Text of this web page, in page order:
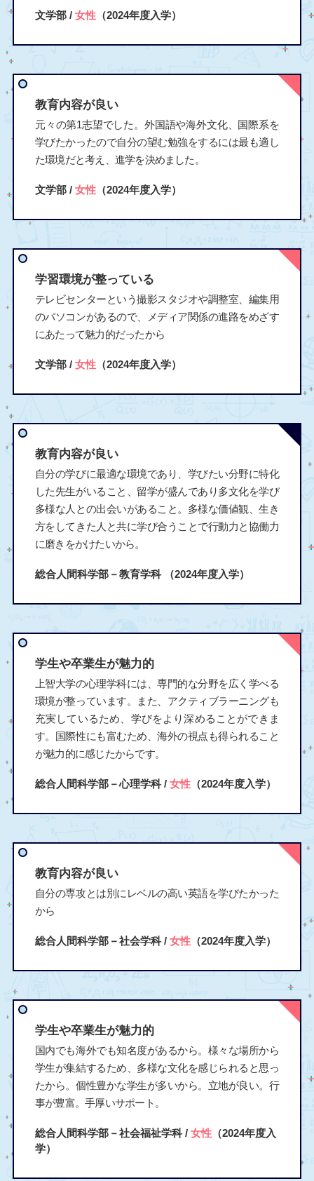
文学部 / 女性（2024年度入学）
教育内容が良い
元々の第1志望でした。外国語や海外文化、国際系を
学びたかったので自分の望む勉強をするには最も適し
た環境だと考え、進学を決めました。
文学部 / 女性（2024年度入学）
学習環境が整っている
テレビセンターという撮影スタジオや調整室、編集用
のパソコンがあるので、メディア関係の進路をめざす
にあたって魅力的だったから
文学部 / 女性（2024年度入学）
教育内容が良い
自分の学びに最適な環境であり、学びたい分野に特化
した先生がいること、留学が盛んであり多文化を学び
多様な人との出会いがあること。多様な価値観、生き
方をしてきた人と共に学び合うことで行動力と協働力
に磨きをかけたいから。
総合人間科学部－教育学科 （2024年度入学）
学生や卒業生が魅力的
上智大学の心理学科には、専門的な分野を広く学べる
環境が整っています。また、アクティブラーニングも
充実しているため、学びをより深めることができま
す。国際性にも富むため、海外の視点も得られること
が魅力的に感じたからです。
総合人間科学部－心理学科 / 女性（2024年度入学）
教育内容が良い
自分の専攻とは別にレベルの高い英語を学びたかった
から
総合人間科学部－社会学科 / 女性（2024年度入学）
学生や卒業生が魅力的
国内でも海外でも知名度があるから。様々な場所から
学生が集結するため、多様な文化を感じられると思っ
たから。個性豊かな学生が多いから。立地が良い。行
事が豊富。手厚いサポート。
総合人間科学部－社会福祉学科 / 女性（2024年度入
学）